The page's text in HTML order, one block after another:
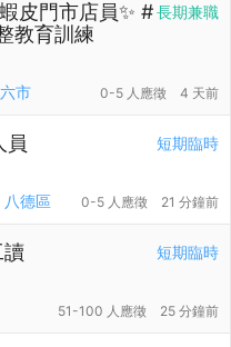
長期兼職
皮門市店員✨ #
教育訓練
市 0-5 人應徵 4 天前
短期臨時
員
八德區 0-5 人應徵 21 分鐘前
短期臨時
讀
51-100 人應徵 25 分鐘前